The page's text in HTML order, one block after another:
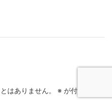
はありません。 ※ が付いてい